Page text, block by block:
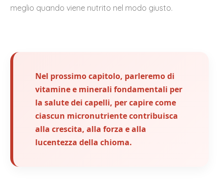
meglio quando viene nutrito nel modo giusto.
Nel prossimo capitolo, parleremo di
vitamine e minerali fondamentali per
la salute dei capelli, per capire come
ciascun micronutriente contribuisca
alla crescita, alla forza e alla
lucentezza della chioma.